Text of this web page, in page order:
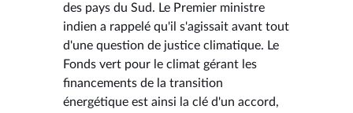
des pays du Sud. Le Premier ministre
indien a rappelé qu'il s'agissait avant tout
d'une question de justice climatique. Le
Fonds vert pour le climat gérant les
financements de la transition
énergétique est ainsi la clé d'un accord,